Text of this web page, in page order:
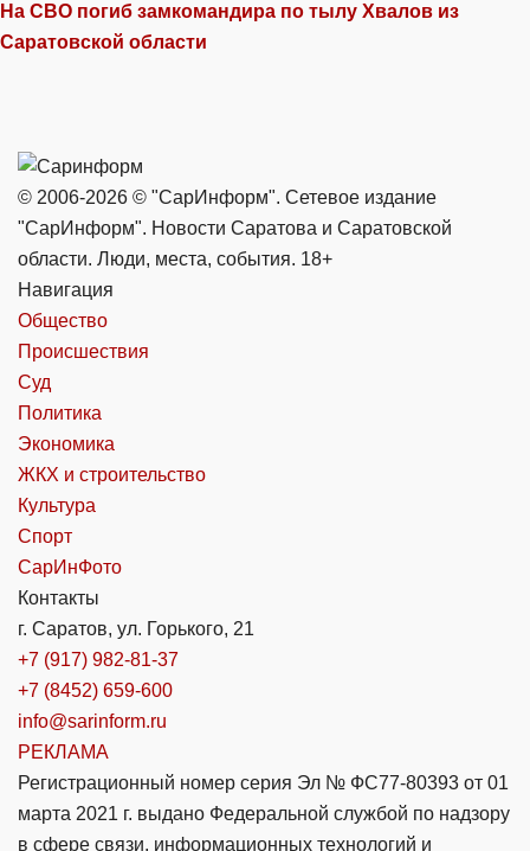
На СВО погиб замкомандира по тылу Хвалов из
Саратовской области
© 2006-2026 © "СарИнформ". Сетевое издание
"СарИнформ". Новости Саратова и Саратовской
области. Люди, места, события. 18+
Навигация
Общество
Происшествия
Суд
Политика
Экономика
ЖКХ и строительство
Культура
Спорт
СарИнФото
Контакты
г. Саратов, ул. Горького, 21
+7 (917) 982-81-37
+7 (8452) 659-600
info@sarinform.ru
РЕКЛАМА
Регистрационный номер серия Эл № ФС77-80393 от 01
марта 2021 г. выдано Федеральной службой по надзору
в сфере связи, информационных технологий и